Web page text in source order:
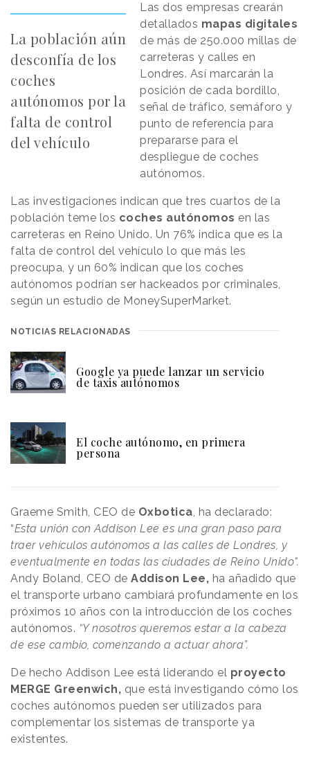
La población aún
desconfía de los
coches
autónomos por la
falta de control
del vehículo
Las dos empresas crearán
detallados mapas digitales
de más de 250.000 millas de
carreteras y calles en
Londres. Así marcarán la
posición de cada bordillo,
señal de tráfico, semáforo y
punto de referencia para
prepararse para el
despliegue de coches
autónomos.
Las investigaciones indican que tres cuartos de la
población teme los coches autónomos en las
carreteras en Reino Unido. Un 76% indica que es la
falta de control del vehículo lo que más les
preocupa, y un 60% indican que los coches
autónomos podrían ser hackeados por criminales,
según un estudio de MoneySuperMarket.
NOTICIAS RELACIONADAS
Google ya puede lanzar un servicio
de taxis autónomos
El coche autónomo, en primera
persona
Graeme Smith, CEO de Oxbotica, ha declarado:
“Esta unión con Addison Lee es una gran paso para
traer vehículos autónomos a las calles de Londres, y
eventualmente en todas las ciudades de Reino Unido".
Andy Boland, CEO de Addison Lee, ha añadido que
el transporte urbano cambiará profundamente en los
próximos 10 años con la introducción de los coches
autónomos. “Y nosotros queremos estar a la cabeza
de ese cambio, comenzando a actuar ahora”.
De hecho Addison Lee está liderando el proyecto
MERGE Greenwich, que está investigando cómo los
coches autónomos pueden ser utilizados para
complementar los sistemas de transporte ya
existentes.